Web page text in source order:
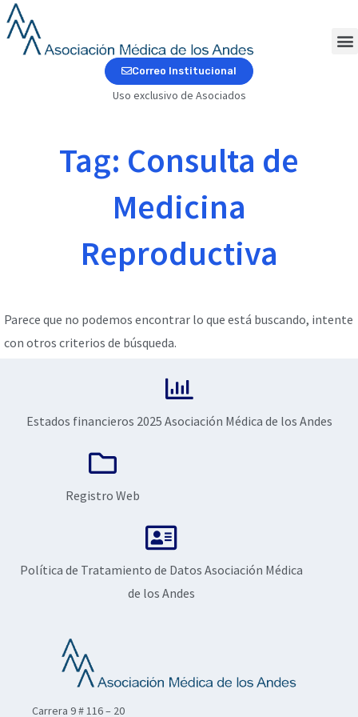
al
contenido
Correo Institucional
Uso exclusivo de Asociados
Tag: Consulta de
Medicina
Reproductiva
Parece que no podemos encontrar lo que está buscando, intente
con otros criterios de búsqueda.
Estados financieros 2025 Asociación Médica de los Andes
Registro Web
Política de Tratamiento de Datos Asociación Médica
de los Andes
Carrera 9 # 116 – 20